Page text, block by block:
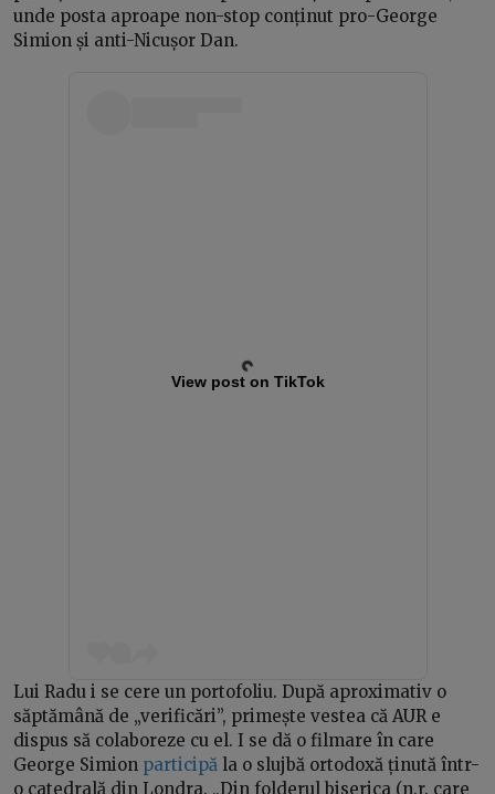
unde posta aproape non-stop conținut pro-George
Simion și anti-Nicușor Dan.
View post on TikTok
Lui Radu i se cere un portofoliu. După aproximativ o
săptămână de „verificări”, primește vestea că AUR e
dispus să colaboreze cu el. I se dă o filmare în care
George Simion participă la o slujbă ortodoxă ținută într-
o catedrală din Londra. „Din folderul biserica (n.r. care